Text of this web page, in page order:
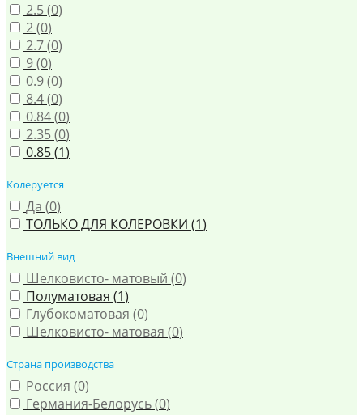
2.5 (0)
2 (0)
2.7 (0)
9 (0)
0.9 (0)
8.4 (0)
0.84 (0)
2.35 (0)
0.85 (1)
Колеруется
Да (0)
ТОЛЬКО ДЛЯ КОЛЕРОВКИ (1)
Внешний вид
Шелковисто- матовый (0)
Полуматовая (1)
Глубокоматовая (0)
Шелковисто- матовая (0)
Страна производства
Россия (0)
Германия-Белорусь (0)